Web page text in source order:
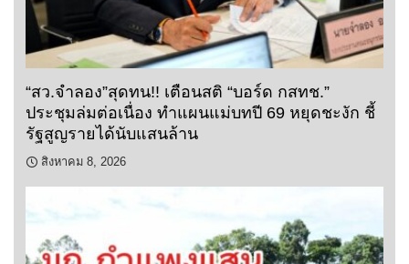
“สว.จำลอง”สุดทน!! เตือนสติ “บอร์ด กสทช.”
ประชุมล่มต่อเนื่อง ทำแผนแม่บทปี 69 หยุดชะงัก ชี้
รัฐสูญรายได้นับแสนล้าน
สิงหาคม 8, 2026